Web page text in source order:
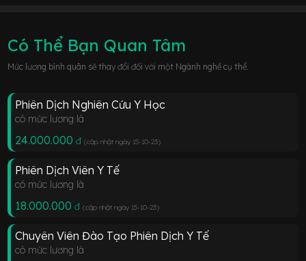
Có Thể Bạn Quan Tâm
Mức lương bình quân sẽ thay đổi đối với một Ngành nghề cụ thể.
Phiên Dịch Nghiên Cứu Y Học
có mức lương là
24.000.000 đ (cập nhật ngày 15-10-23)
Phiên Dịch Viên Y Tế
có mức lương là
18.000.000 đ (cập nhật ngày 15-10-23)
Chuyên Viên Đào Tạo Phiên Dịch Y Tế
có mức lương là